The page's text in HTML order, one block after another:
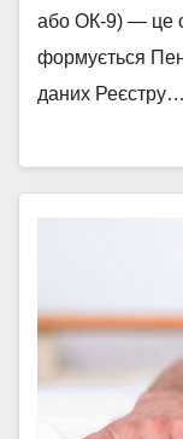
або ОК-9) — це
формується
даних Реєстру…